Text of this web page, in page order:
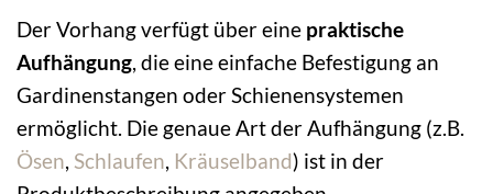
Der Vorhang verfügt über eine praktische
Aufhängung, die eine einfache Befestigung an
Gardinenstangen oder Schienensystemen
ermöglicht. Die genaue Art der Aufhängung (z.B.
Ösen, Schlaufen, Kräuselband) ist in der